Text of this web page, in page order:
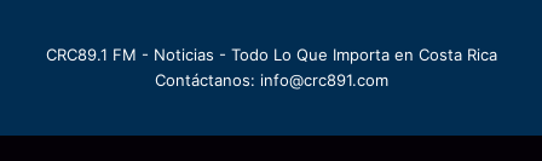
CRC89.1 FM - Noticias - Todo Lo Que Importa en Costa Rica
Contáctanos: info@crc891.com